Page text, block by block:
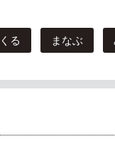
る まなぶ